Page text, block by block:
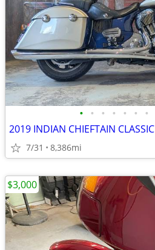
• • • • • • •
2019 INDIAN CHIEFTAIN CLASSIC
7/31 8,386mi
$3,000